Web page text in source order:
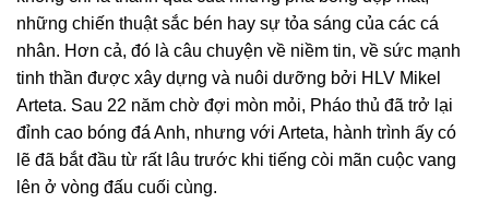
những chiến thuật sắc bén hay sự tỏa sáng của các cá
nhân. Hơn cả, đó là câu chuyện về niềm tin, về sức mạnh
tinh thần được xây dựng và nuôi dưỡng bởi HLV Mikel
Arteta. Sau 22 năm chờ đợi mòn mỏi, Pháo thủ đã trở lại
đỉnh cao bóng đá Anh, nhưng với Arteta, hành trình ấy có
lẽ đã bắt đầu từ rất lâu trước khi tiếng còi mãn cuộc vang
lên ở vòng đấu cuối cùng.